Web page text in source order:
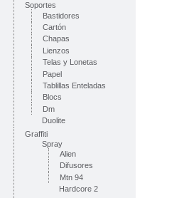
Soportes
Bastidores
Cartón
Chapas
Lienzos
Telas y Lonetas
Papel
Tablillas Enteladas
Blocs
Dm
Duolite
Graffiti
Spray
Alien
Difusores
Mtn 94
Hardcore 2